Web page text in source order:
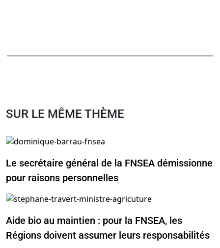
SUR LE MÊME THÈME
Le secrétaire général de la FNSEA démissionne
pour raisons personnelles
Aide bio au maintien : pour la FNSEA, les
Régions doivent assumer leurs responsabilités